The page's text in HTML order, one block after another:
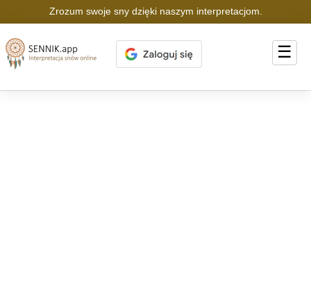
Zrozum swoje sny dzięki naszym interpretacjom.
☰